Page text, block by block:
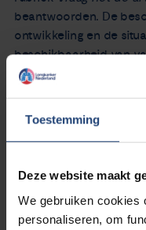
Toestemming
Deze website maakt
We gebruiken cookies
personaliseren, om
beantwoorden. De
ontwikkeling en de
beschikbaarheid van
vaccinatiebeleid. Op
proberen
Stel jouw